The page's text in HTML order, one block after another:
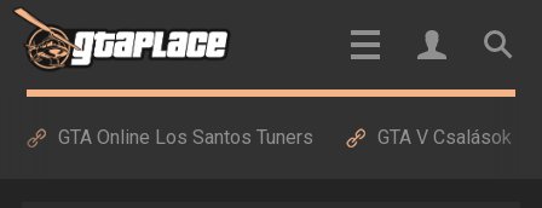
GTA Online Los Santos Tuners GTA V Csalások